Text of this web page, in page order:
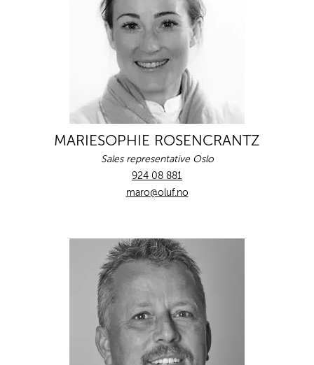
MARIESOPHIE ROSENCRANTZ
Sales representative Oslo
924 08 881
maro@oluf.no